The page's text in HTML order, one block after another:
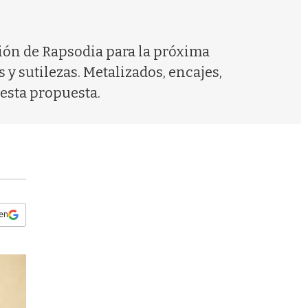
de Rapsodia para la próxima
sutilezas. Metalizados, encajes,
propuesta.